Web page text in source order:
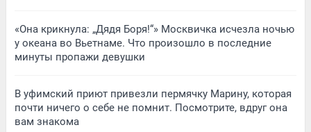
«Она крикнула: „Дядя Боря!“» Москвичка исчезла ночью
у океана во Вьетнаме. Что произошло в последние
минуты пропажи девушки
В уфимский приют привезли пермячку Марину, которая
почти ничего о себе не помнит. Посмотрите, вдруг она
вам знакома